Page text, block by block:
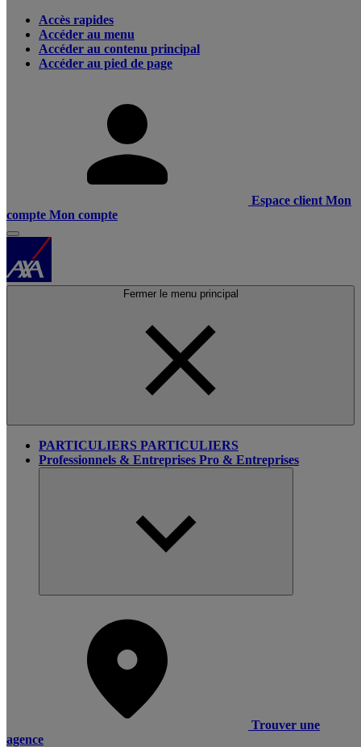
Accès rapides
Accéder au menu
Accéder au contenu principal
Accéder au pied de page
Espace client Mon
compte Mon compte
Fermer le menu principal
PARTICULIERS PARTICULIERS
Professionnels & Entreprises Pro & Entreprises
Trouver une
agence